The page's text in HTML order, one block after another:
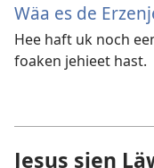
Wäa es de
Hee haft uk noch
foaken jehieet hast.
Jesus sien